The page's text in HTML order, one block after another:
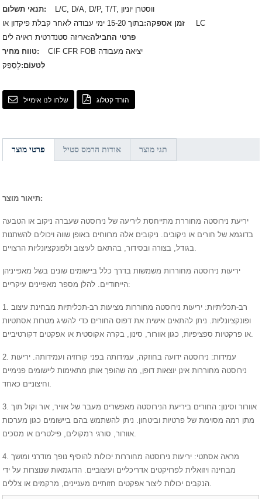
תנאי תשלום:
L/C, D/A, D/P, T/T, ווסטרן יוניון
זמן אספקה:
בתוך 15-20 ימי עבודה לאחר קבלת פיקדון או LC
פרטי החבילה:אריזה סטנדרטית ראויה לים
טווח מחיר:
CIF CFR FOB יציאה מעבודה
לִטעוֹם:לְסַפֵּק
שלחו לנו אימייל הורד קטלוג
פרטי מוצר אודות הרמס סטיל תגי מוצר
תיאור מוצר:
יריעת נירוסטה מחוררת מתייחסת ליריעה של נירוסטה שעברה ניקוב או הטבעה
בדוגמא של חורים או ניקובים. ניקובים אלה מרווחים באופן שווה ויכולים להשתנות
בגודל, בצורה ובסידור, בהתאם לעיצוב ולפונקציונליות הרצויים.
יריעות נירוסטה מחוררות משמשות בדרך כלל ביישומים שונים בשל מאפייניהן
הייחודיים. להלן מספר מאפיינים עיקריים:
1. רב-תכליתיות: יריעות נירוסטה מחוררות מציעות רב-תכליתיות מבחינת עיצוב
ופונקציונליות. ניתן להתאים אישית את דפוס החורים כדי להשיג מטרות אסתטיות
או פרקטיות ספציפיות, כגון אוורור, סינון, בקרה אקוסטית או אפקטים דקורטיביים.
2. עמידות: נירוסטה ידועה בחוזקה, עמידותה בפני קורוזיה ועמידותה. יריעות
נירוסטה מחוררות אינן יוצאות דופן, מה שהופך אותן מתאימות ליישומים פנימיים
וחיצוניים כאחד.
3. אוורור וסינון: החורים ביריעת הנירוסטה מאפשרים מעבר של אוויר, אור וקול תוך
מתן רמה מסוימת של פרטיות וביטחון. ניתן להשתמש בהם ביישומים כגון מערכות
אוורור, סורגי רמקולים, פילטרים או מסכים.
4. מראה אסתטי: יריעות נירוסטה מחוררות יכולות להוסיף נופך מודרני ומושך
מבחינה ויזואלית לפרויקטים אדריכליים ועיצוביים. הדוגמאות שנוצרות על ידי
הנקבים יכולות ליצור אפקטים חזותיים מעניינים, מרקמים או צללים.